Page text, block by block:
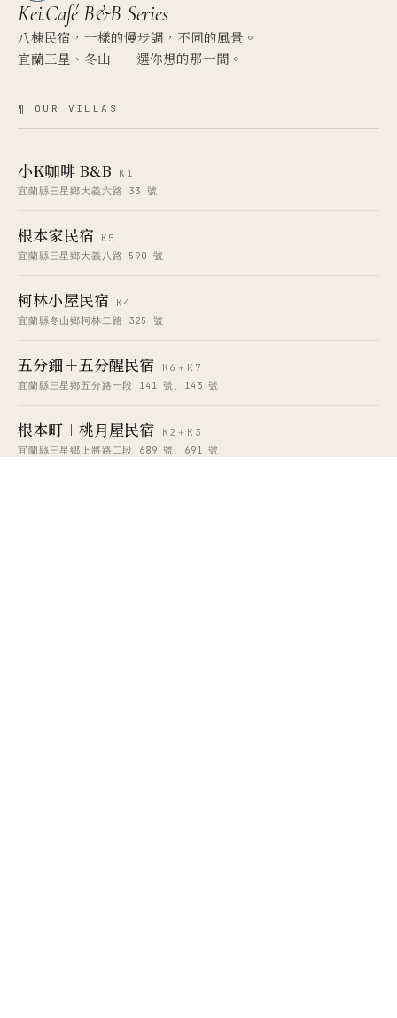
Kei.CaféB&B Series
八棟民宿，一樣的慢步調，不同的風景。
宜蘭三星、冬山——選你想的那一間。
¶ OUR VILLAS
小K咖啡 B&B
K1
宜蘭縣三星鄉大義六路 33 號
根本家民宿
K5
宜蘭縣三星鄉大義八路 590 號
柯林小屋民宿
K4
宜蘭縣冬山鄉柯林二路 325 號
五分鈿＋五分醒民宿
K6＋K7
宜蘭縣三星鄉五分路一段 141 號、143 號
根本町＋桃月屋民宿
K2＋K3
宜蘭縣三星鄉上將路二段 689 號、691 號